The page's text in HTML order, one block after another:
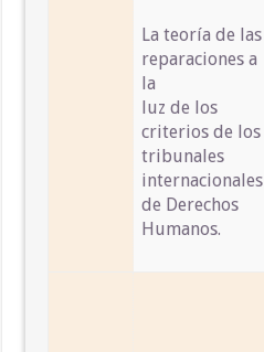
La teoría de las
reparaciones a
la
luz de los
criterios de los
tribunales
internacionales
de Derechos
Humanos.